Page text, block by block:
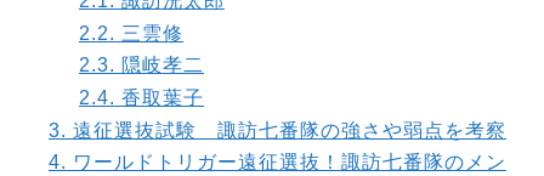
2.2. 三雲修
2.3. 隠岐孝二
2.4. 香取葉子
3. 遠征選抜試験 諏訪七番隊の強さや弱点を考察
4. ワールドトリガー遠征選抜！諏訪七番隊のメン